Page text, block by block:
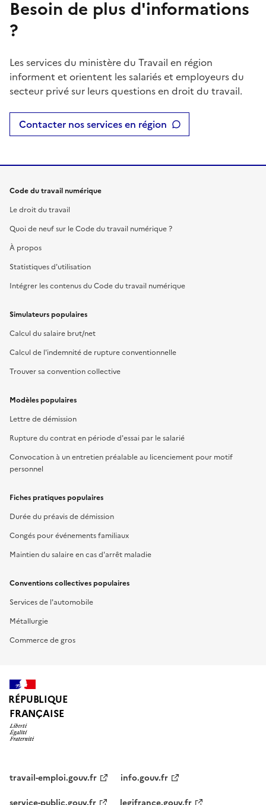
Besoin de plus d'informations
?
Les services du ministère du Travail en région
informent et orientent les salariés et employeurs du
secteur privé sur leurs questions en droit du travail.
Contacter nos services en région
Code du travail numérique
Le droit du travail
Quoi de neuf sur le Code du travail numérique ?
À propos
Statistiques d'utilisation
Intégrer les contenus du Code du travail numérique
Simulateurs populaires
Calcul du salaire brut/net
Calcul de l'indemnité de rupture conventionnelle
Trouver sa convention collective
Modèles populaires
Lettre de démission
Rupture du contrat en période d'essai par le salarié
Convocation à un entretien préalable au licenciement pour motif
personnel
Fiches pratiques populaires
Durée du préavis de démission
Congés pour événements familiaux
Maintien du salaire en cas d'arrêt maladie
Conventions collectives populaires
Services de l'automobile
Métallurgie
Commerce de gros
RÉPUBLIQUE
FRANÇAISE
travail-emploi.gouv.fr
info.gouv.fr